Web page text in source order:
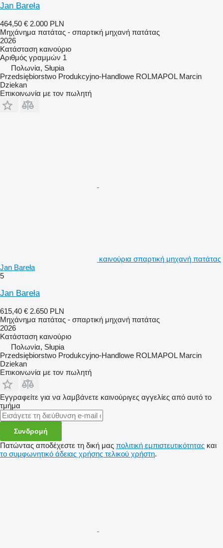
Jan Bareła
464,50 € 2.000 PLN
Μηχάνημα πατάτας - σπαρτική μηχανή πατάτας
2026
Κατάσταση καινούριο
Αριθμός γραμμών 1
Πολωνία, Słupia
Przedsiębiorstwo Produkcyjno-Handlowe ROLMAPOL Marcin
Dziekan
Επικοινωνία με τον πωλητή
καινούρια σπαρτική μηχανή πατάτας
Jan Bareła
5
Jan Bareła
615,40 € 2.650 PLN
Μηχάνημα πατάτας - σπαρτική μηχανή πατάτας
2026
Κατάσταση καινούριο
Πολωνία, Słupia
Przedsiębiorstwo Produkcyjno-Handlowe ROLMAPOL Marcin
Dziekan
Επικοινωνία με τον πωλητή
Εγγραφείτε για να λαμβάνετε καινούριγες αγγελίες από αυτό το
τμήμα
Συνδρομή
Πατώντας αποδέχεστε τη δική μας πολιτική εμπιστευτικότητας και
το συμφωνητικό άδειας χρήσης τελικού χρήστη.